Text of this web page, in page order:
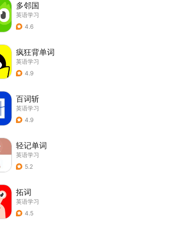
多邻国
英语学习
4.6
疯狂背单词
英语学习
4.9
百词斩
英语学习
4.9
轻记单词
英语学习
5.2
拓词
英语学习
4.5